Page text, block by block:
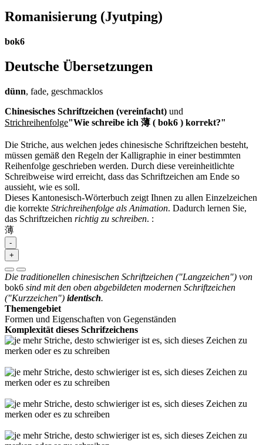
Romanisierung (Jyutping)
bok6
Deutsche Übersetzungen
dünn, fade, geschmacklos
Chinesisches Schriftzeichen (vereinfacht) und
Strichreihenfolge"Wie schreibe ich 薄 ( bok6 ) korrekt?"
Die Striche, aus welchen jedes chinesische Schriftzeichen besteht,
müssen gemäß den Regeln der Kalligraphie in einer bestimmten
Reihenfolge geschrieben werden. Durch diese vereinheitlichte
Schreibweise wird erreicht, dass das Schriftzeichen am Ende so
aussieht, wie es soll.
Dieses Kantonesisch-Wörterbuch zeigt Ihnen zu allen Einzelzeichen
die korrekte Strichreihenfolge als Animation. Dadurch lernen Sie,
das Schriftzeichen richtig zu schreiben. :
薄
-
+
Die traditionellen chinesischen Schriftzeichen ("Langzeichen") von
bok6 sind mit den oben abgebildeten modernen Schriftzeichen
("Kurzzeichen") identisch.
Themengebiet
Formen und Eigenschaften von Gegenständen
Komplexität dieses Schrifzeichens